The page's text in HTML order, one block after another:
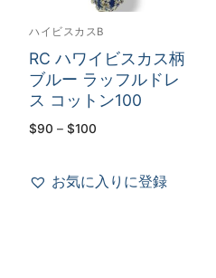
ハイビスカスB
RC ハワイビスカス柄
ブルー ラッフルドレ
ス コットン100
$90 – $100
–
$100
お気に入りに登録